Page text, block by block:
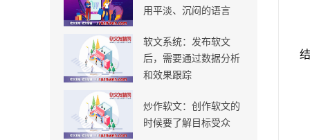
用平淡、沉闷的语言
软文系统：发布软文
后，需要通过数据分析
和效果跟踪
炒作软文：创作软文的
时候要了解目标受众